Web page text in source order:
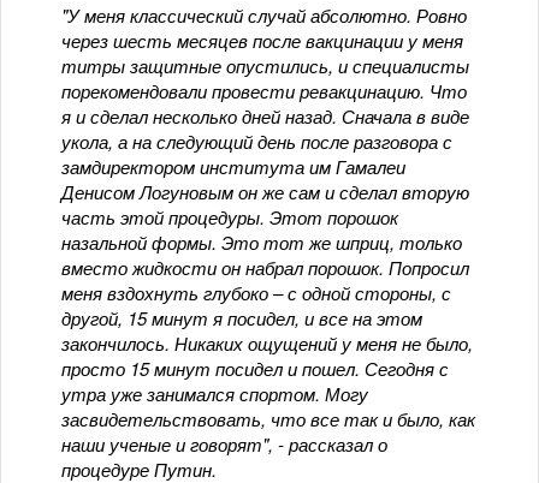
"У меня классический случай абсолютно. Ровно
через шесть месяцев после вакцинации у меня
титры защитные опустились, и специалисты
порекомендовали провести ревакцинацию. Что
я и сделал несколько дней назад. Сначала в виде
укола, а на следующий день после разговора с
замдиректором института им Гамалеи
Денисом Логуновым он же сам и сделал вторую
часть этой процедуры. Этот порошок
назальной формы. Это тот же шприц, только
вместо жидкости он набрал порошок. Попросил
меня вздохнуть глубоко – с одной стороны, с
другой, 15 минут я посидел, и все на этом
закончилось. Никаких ощущений у меня не было,
просто 15 минут посидел и пошел. Сегодня с
утра уже занимался спортом. Могу
засвидетельствовать, что все так и было, как
наши ученые и говорят", - рассказал о
процедуре Путин.